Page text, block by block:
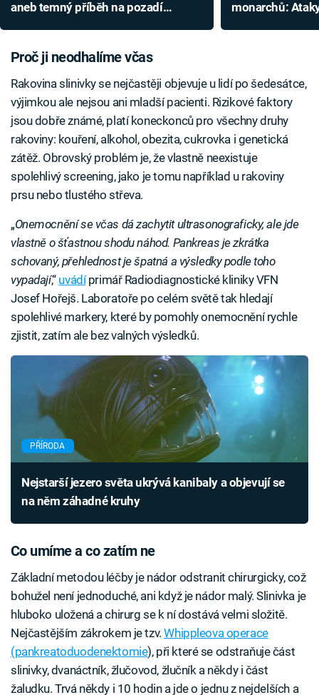
aneb temný příběh na pozadí
monarchů:
Proč ji neodhalíme včas
Rakovina slinivky se nejčastěji objevuje u lidí po šedesátce,
výjimkou ale nejsou ani mladší pacienti. Rizikové faktory
jsou dobře známé, platí koneckonců pro všechny druhy
rakoviny: kouření, alkohol, obezita, cukrovka i genetická
zátěž. Obrovský problém je, že vlastně neexistuje
spolehlivý screening, jako je tomu například u rakoviny
prsu nebo tlustého střeva.
„Onemocnění se včas dá zachytit ultrasonograficky, ale jde
vlastně o šťastnou shodu náhod. Pankreas je zkrátka
schovaný, přehlednost je špatná a výsledky podle toho
vypadají,“ uvádíprimář Radiodiagnostické kliniky VFN
Josef Hořejš. Laboratoře po celém světě tak hledají
spolehlivé markery, které by pomohly onemocnění rychle
zjistit, zatím ale bez valných výsledků.
PŘÍRODA
Nejstarší jezero světa ukrývá kanibaly a objevují se
na něm záhadné kruhy
Co umíme a co zatím ne
Základní metodou léčby je nádor odstranit chirurgicky, což
bohužel není jednoduché, ani když je nádor malý. Slinivka je
hluboko uložená a chirurg se k ní dostává velmi složitě.
Nejčastějším zákrokem je tzv.Whippleova operace
(pankreatoduodenektomie), při které se odstraňuje část
slinivky, dvanáctník, žlučovod, žlučník a někdy i část
žaludku. Trvá někdy i 10 hodin a jde o jednu z nejdelších a